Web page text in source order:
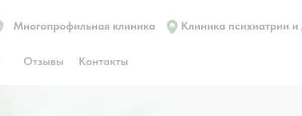
Отзывы Контакты
Многопрофильная клиника Клиника психиатрии